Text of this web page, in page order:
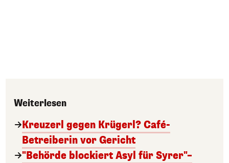
Weiterlesen
Kreuzerl gegen Krügerl? Café-
Betreiberin vor Gericht
"Behörde blockiert Asyl für Syrer"–